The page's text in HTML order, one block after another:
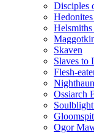
Disciples
Skaven
Slaves to
Flesh-
Ossiarch
Ogor